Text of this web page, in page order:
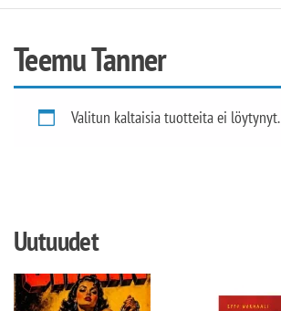
Teemu Tanner
Valitun kaltaisia tuotteita ei löytynyt.
Uutuudet